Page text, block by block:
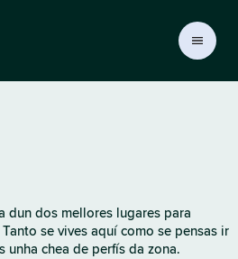
dun dos mellores lugares para
se vives aquí como se pensas ir
chea de perfís da zona.